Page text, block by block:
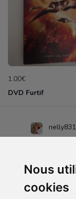
Nous
cookies
1.00€
DVD Furtif